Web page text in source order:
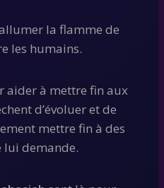
la flamme de
les humains.
aider à mettre fin aux
d’évoluer et de
mettre fin à des
lui demande.